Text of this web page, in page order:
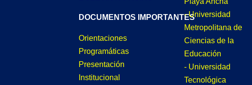
DOCUMENTOS IMPORTANTES
Orientaciones
Programáticas
Presentación
Institucional
- Universidad
Metropolitana de
Ciencias de la
Educación
- Universidad
Tecnológica